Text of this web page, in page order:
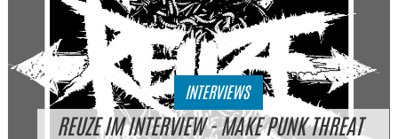
INTERVIEWS
REUZE IM INTERVIEW - MAKE PUNK THREAT